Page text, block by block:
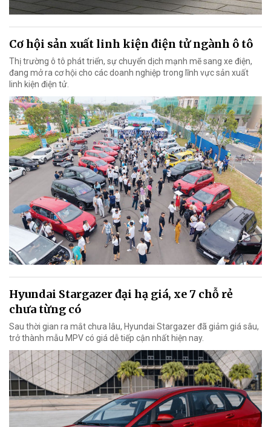
Cơ hội sản xuất linh kiện điện tử ngành ô tô
Thị trường ô tô phát triển, sự chuyển dịch mạnh mẽ sang xe điện,
đang mở ra cơ hội cho các doanh nghiệp trong lĩnh vực sản xuất
linh kiện điện tử.
Hyundai Stargazer đại hạ giá, xe 7 chỗ rẻ
chưa từng có
Sau thời gian ra mắt chưa lâu, Hyundai Stargazer đã giảm giá sâu,
trở thành mẫu MPV có giá dễ tiếp cận nhất hiện nay.